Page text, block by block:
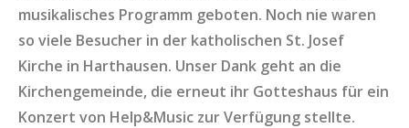
musikalisches Programm geboten. Noch nie waren
so viele Besucher in der katholischen St. Josef
Kirche in Harthausen. Unser Dank geht an die
Kirchengemeinde, die erneut ihr Gotteshaus für ein
Konzert von Help&Music zur Verfügung stellte.